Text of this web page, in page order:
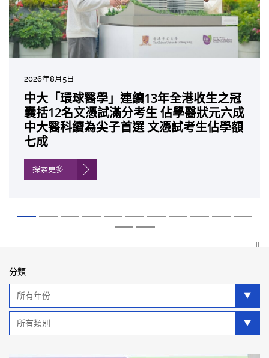
2026年8月5日
中大「環球醫學」連續13年全港收生之冠
囊括12名文憑試滿分考生 佔學醫狀元六成
中大醫科續為尖子首選 文憑試考生佔學額
七成
探索更多
2026年7月10日
中大研發「AI-OCT」系統助測糖尿黃斑水
腫 假陽性轉介個案銳減六成 縮短患者輪
候診症時間
2026年7月10日
中大黃秀娟教授獲頒中國工程界最高榮譽
「光華工程科技獎」 成為今屆醫藥衞生領
域唯一香港學者
2026年7月7日
中大新設「香港中文大學鳳凰獎學金」嘉
許公開試狀元 鼓勵學醫狀元走出課堂放眼
世界 裝備21世紀妙手仁醫
2026年6月29日
中大全新一站式PGT-Plus方案 精準辨識
傳統檢測中複雜基因異常「盲點」 降低人
工受孕流產及異常妊娠風險
2026年6月22日
中大發現青光眼治療新靶點 小鼠實驗證實
可恢復七成視力 有助開創嶄新神經保護療
法
2026年6月17日
中大成功拆解肝癌免疫治療耐藥性機制 揭
一種免疫細胞具「除廢餵食」新功能助癌
細胞耐藥性
2026年6月10日
中大與多名全球專家共同牽頭跨國肺癌研
究 逾半晚期ALK陽性肺癌病人七年無惡化
因特定基因異常而引起的肺癌有望變成
「慢性病」 患者可與病共存
探索更多
2026年6月5日
中大教授陳重娥獲頒「清野裕傑出領袖
獎」 成為本港首名學者榮膺亞洲糖尿病教
研最高榮譽
2026年6月2日
中大匯聚逾200位區域專家 探討私人醫療
保險如何推動全民健康覆蓋
探索更多
2026年5月19日
中大張源津醫生成首位亞洲研究員 榮獲國
際泌尿科權威獎項John K. Lattimer 講座
獎
2026年5月14日
中大取得「從實驗室到臨床應用」研究突
破 初步證實GLP-1藥物可改善嚴重中風康
復情況
分類
類